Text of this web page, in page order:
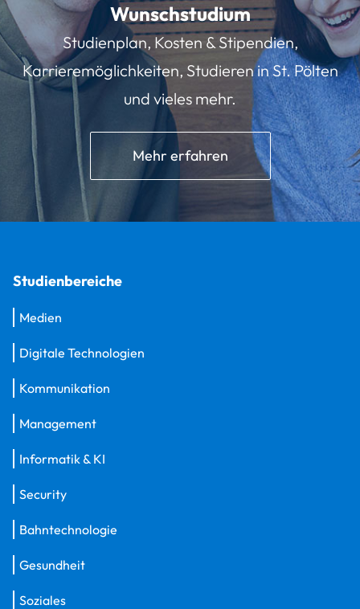
Wunschstudium
Studienplan, Kosten & Stipendien,
Karrieremöglichkeiten, Studieren in St. Pölten
und vieles mehr.
Mehr erfahren
Studienbereiche
Medien
Digitale Technologien
Kommunikation
Management
Informatik & KI
Security
Bahntechnologie
Gesundheit
Soziales